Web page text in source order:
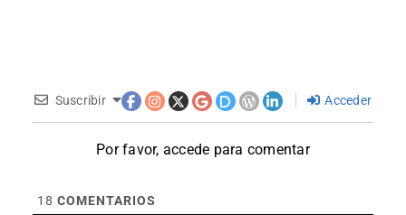
Suscribir Acceder
Por favor, accede para comentar
18 COMENTARIOS